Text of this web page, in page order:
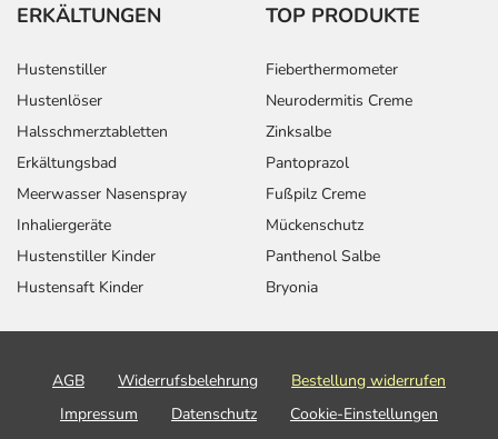
ERKÄLTUNGEN
Hustenstiller
Hustenlöser
Halsschmerztabletten
Erkältungsbad
Meerwasser Nasenspray
Inhaliergeräte
Hustenstiller Kinder
Hustensaft Kinder
TOP PRODUKTE
Fieberthermometer
Neurodermitis Creme
Zinksalbe
Pantoprazol
Fußpilz Creme
Mückenschutz
Panthenol Salbe
Bryonia
AGB Widerrufsbelehrung
Bestellung widerrufen
Impressum
Datenschutz
Cookie-Einstellungen